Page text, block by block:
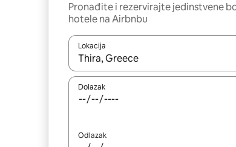
Pronađite i rezervirajte jedinstvene
hotele na Airbnbu
Lokacija
Kada budu dostupni rezultati, moći
Dolazak
Odlazak